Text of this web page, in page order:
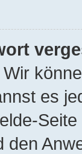
es
den